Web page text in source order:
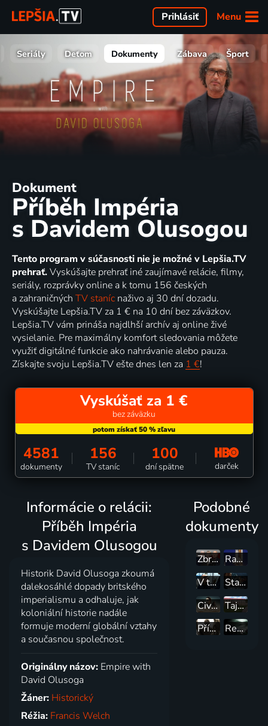
Menu
Prihlásiť
Seriály Deťom Dokumenty Zábava Šport
Dokument
Příběh Impéria
s Davidem Olusogou
Tento program v súčasnosti nie je možné v Lepšia.TV
prehrať.Vyskúšajte prehrať iné zaujímavé relácie, filmy,
seriály, rozprávky online a k tomu 156 českých
a zahraničných TV staníc naživo aj 30 dní dozadu.
Vyskúšajte Lepšia.TV za 1 € na 10 dní bez záväzkov.
Lepšia.TV vám prináša najdlhší archív aj online živé
vysielanie. Pre maximálny komfort sledovania môžete
využiť digitálné funkcie ako nahrávanie alebo pauza.
Získajte svoju Lepšia.TV ešte dnes len za 1 €!
Vyskúšať za 1 €
bez záväzku
4581
dokumenty
156
TV staníc
100
dní spätne darček
Informácie o relácii:
Příběh Impéria
s Davidem Olusogou
Historik David Olusoga zkoumá
dalekosáhlé dopady britského
imperialismu a odhaluje, jak
koloniální historie nadále
formuje moderní globální vztahy
a současnou společnost.
Originálny názov: Empire with
David Olusoga
Žáner: Historický
Réžia: Francis Welch
Podobné
dokumenty
Zbrojení první republiky
Raketoplán, který spadl na Zemi
V továrně
Starověké velmoci
Civilizace: Vzestup a pád říší
Tajemno a záhady
Příběh svatého Václava
Revoluce Ufo